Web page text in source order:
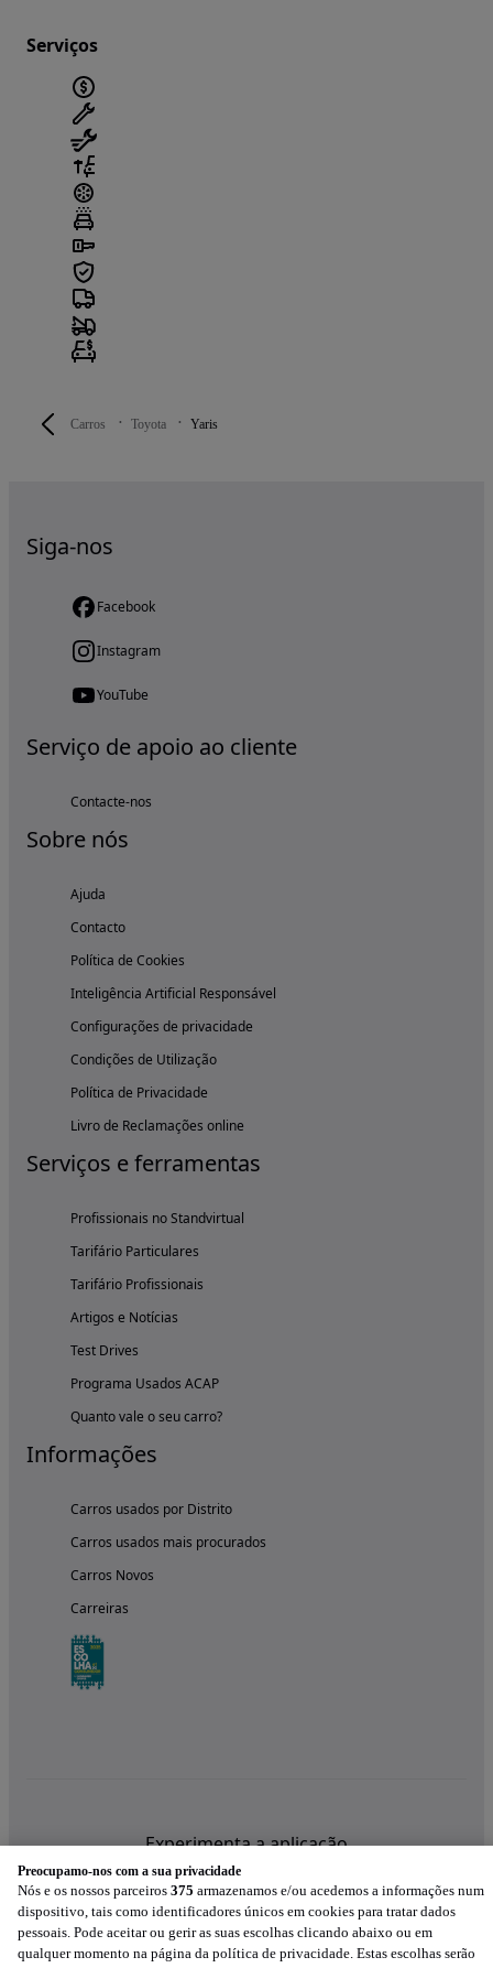
Carros Toyota Yaris
Serviços
Siga-nos
Facebook
Instagram
YouTube
Serviço de apoio ao cliente
Contacte-nos
Sobre nós
Ajuda
Contacto
Política de Cookies
Inteligência Artificial Responsável
Configurações de privacidade
Condições de Utilização
Política de Privacidade
Livro de Reclamações online
Serviços e ferramentas
Profissionais no Standvirtual
Tarifário Particulares
Tarifário Profissionais
Artigos e Notícias
Test Drives
Programa Usados ACAP
Quanto vale o seu carro?
Informações
Carros usados por Distrito
Carros usados mais procurados
Carros Novos
Carreiras
Experimenta a aplicação
Preocupamo-nos com a sua privacidade
Nós e os nossos parceiros 375 armazenamos e/ou acedemos a informações num
dispositivo, tais como identificadores únicos em cookies para tratar dados
pessoais. Pode aceitar ou gerir as suas escolhas clicando abaixo ou em
qualquer momento na página da política de privacidade. Estas escolhas serão